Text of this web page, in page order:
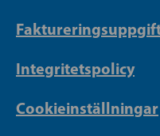
Integritetspolicy
Cookieinställningar